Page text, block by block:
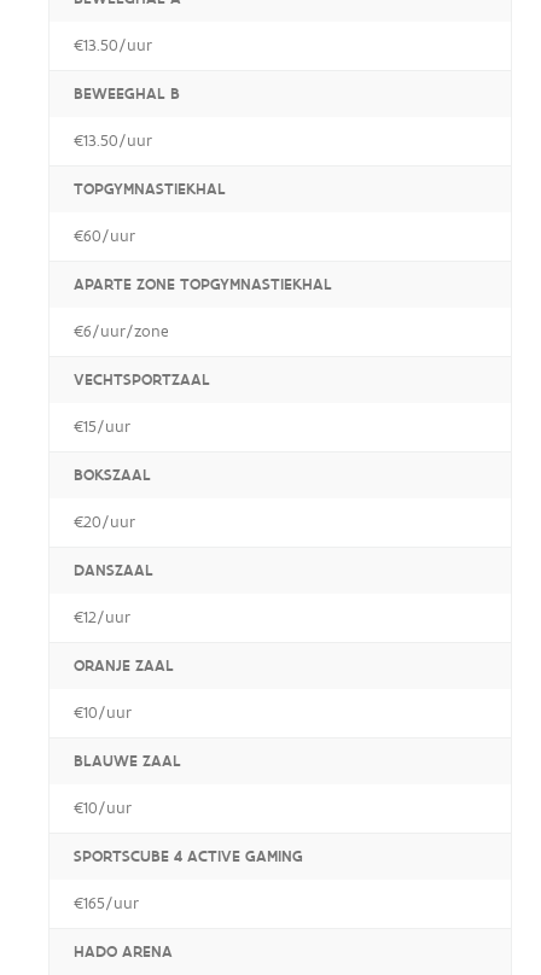
€13.50/uur
BEWEEGHAL B
€13.50/uur
TOPGYMNASTIEKHAL
€60/uur
APARTE ZONE TOPGYMNASTIEKHAL
€6/uur/zone
VECHTSPORTZAAL
€15/uur
BOKSZAAL
€20/uur
DANSZAAL
€12/uur
ORANJE ZAAL
€10/uur
BLAUWE ZAAL
€10/uur
SPORTSCUBE 4 ACTIVE GAMING
€165/uur
HADO ARENA